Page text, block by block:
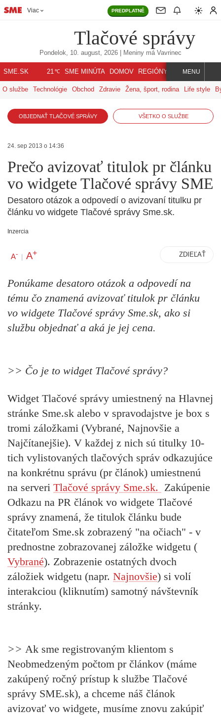
Viac PREDPLATNÉ
Tlačové správy
Pondelok, 10. august, 2026 | Meniny má Vavrinec
SME.SK 21℃ SME MINÚTA DOMOV REGIÓNY INDEX SVET
MENU
O službe Technológie Obchod Zdravie Žena, šport, rodina Life style
OBJEDNAŤ TLAČOVÉ SPRÁVY VŠETKO O SLUŽBE
24. sep 2013 o 14:36
Prečo avizovať titulok pr článku
vo widgete Tlačové správy SME
Desatoro otázok a odpovedí o avizovaní titulku pr
článku vo widgete Tlačové správy Sme.sk.
Inzercia
A- | A+ ZDIEĽAŤ
Ponúkame desatoro otázok a odpovedí na
tému čo znamená avizovať titulok pr článku
vo widgete Tlačové správy Sme.sk, ako si
službu objednať a aká je jej cena.
>> Čo je to widget Tlačové správy?
Widget Tlačové správy umiestnený na Hlavnej
stránke Sme.sk alebo v spravodajstve je box s
tromi záložkami (Vybrané, Najnovšie a
Najčítanejšie). V každej z nich sú titulky 10-
tich vylistovaných tlačových správ odkazujúce
na konkrétnu správu (pr článok) umiestnenú
na serveri Tlačové správy Sme.sk. Zakúpenie
Odkazu na PR článok vo widgete Tlačové
správy znamená, že titulok článku bude
čitateľom Sme.sk zobrazený "na očiach" - v
prednostne zobrazovanej záložke widgetu (
Vybrané). Zobrazenie ostatných dvoch
záložiek widgetu (napr. Najnovšie) si volí
interakciou (kliknutím) samotný návštevník
stránky.
>> Ak sme registrovaným klientom s
Neobmedzeným počtom pr článkov (máme
zakúpený ročný prístup k službe Tlačové
správy SME.sk), a chceme náš článok
avizovať vo widgete, musíme znovu zakúpiť